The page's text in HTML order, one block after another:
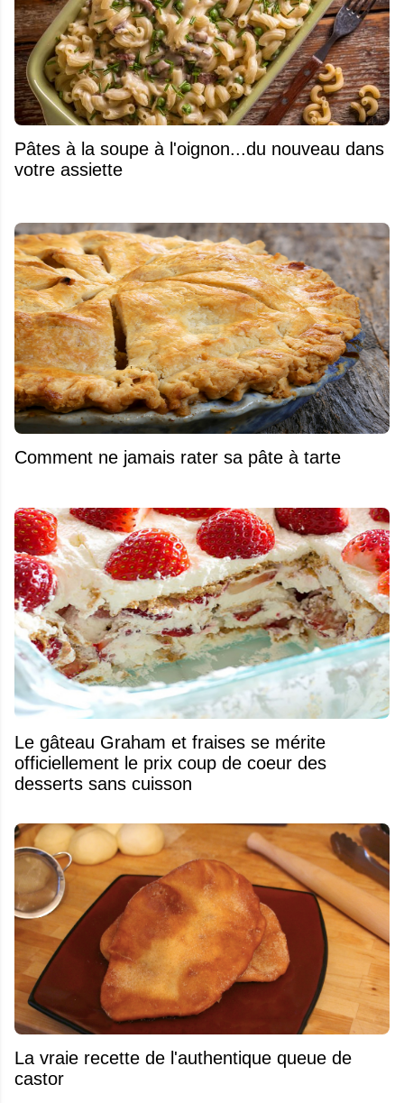
Pâtes à la soupe à l'oignon...du nouveau dans
votre assiette
Comment ne jamais rater sa pâte à tarte
Le gâteau Graham et fraises se mérite
officiellement le prix coup de coeur des
desserts sans cuisson
La vraie recette de l'authentique queue de
castor